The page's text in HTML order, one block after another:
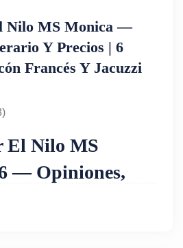
Nilo MS Monica —
Y Precios | 6
Francés Y Jacuzzi
El Nilo MS
— Opiniones,
Desde